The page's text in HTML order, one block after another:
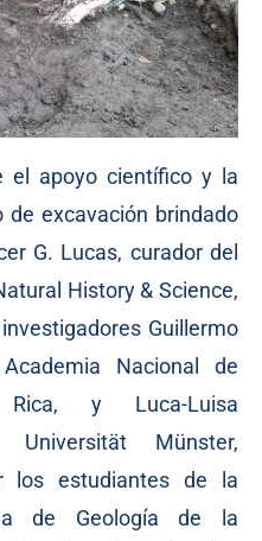
el apoyo científico y la
excavación brindado
G. Lucas, curador del
History & Science,
Guillermo
Nacional de
y Luca-Luisa
Münster,
los estudiantes de la
de Geología de la